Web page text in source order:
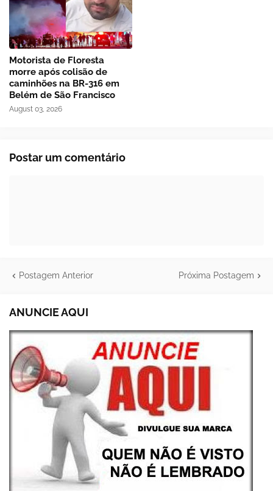
Motorista de Floresta
morre após colisão de
caminhões na BR-316 em
Belém de São Francisco
August 03, 2026
Postar um comentário
Postagem Anterior Próxima Postagem
ANUNCIE AQUI